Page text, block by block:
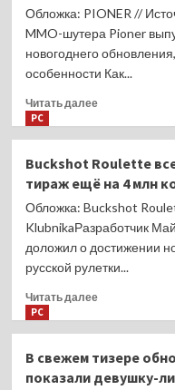
началась
установка
с новым
оружием
Обложка: PIONER //
MMO-шутера Pioner
новогоднего
особенности Как...
Читать далееПрочитать
тизер
новогоднего
апдейта
для
Pioner —
в нём
можно
хлопушками
PC
Buckshot Roulette
тираж ещё на 4 млн
Обложка: Buckshot
KlubnikaРазработчик
доложил о достижении
русской рулетки...
Читать далееПрочитать
Roulette
всего
PC
В свежем тизере
показали девушку-